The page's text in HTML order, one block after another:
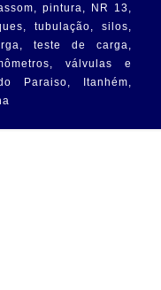
pintura, NR 13,
tubulação, silos,
teste de carga,
válvulas e
Paraiso, Itanhém,